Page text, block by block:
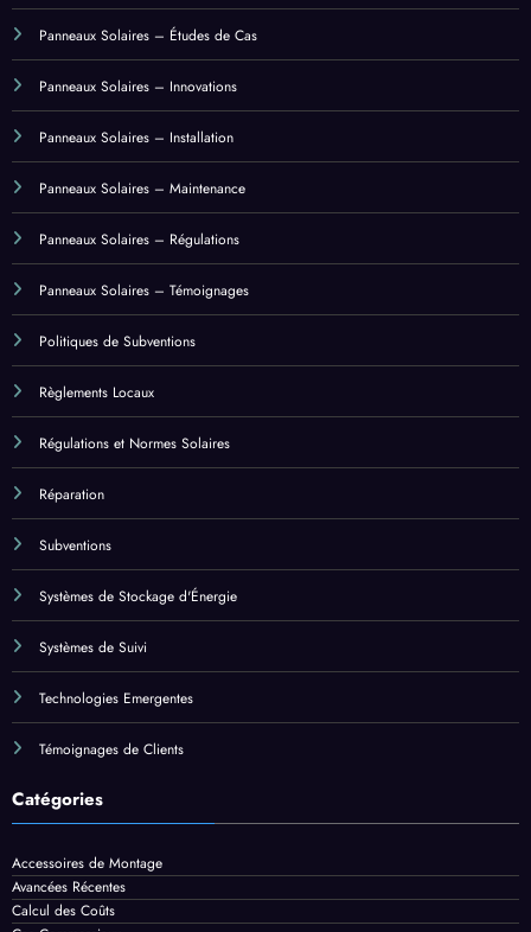
Panneaux Solaires – Innovations
Panneaux Solaires – Installation
Panneaux Solaires – Maintenance
Panneaux Solaires – Régulations
Panneaux Solaires – Témoignages
Politiques de Subventions
Règlements Locaux
Régulations et Normes Solaires
Réparation
Subventions
Systèmes de Stockage d'Énergie
Systèmes de Suivi
Technologies Emergentes
Témoignages de Clients
Catégories
Accessoires de Montage
Avancées Récentes
Cas Commerciaux
Cas Résidentiels
Certificats de Conformité